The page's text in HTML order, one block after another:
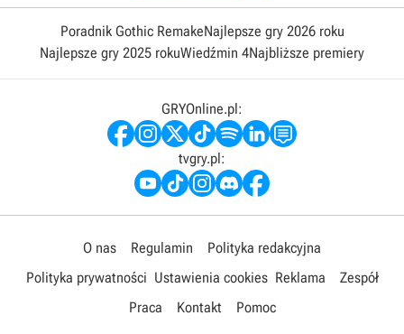
Poradnik Gothic RemakeNajlepsze gry 2026 roku
Najlepsze gry 2025 rokuWiedźmin 4Najbliższe premiery
GRYOnline.pl:
tvgry.pl:
O nas Regulamin
Polityka redakcyjna
Polityka prywatności Ustawienia cookies Reklama
Zespół
Praca
Kontakt Pomoc